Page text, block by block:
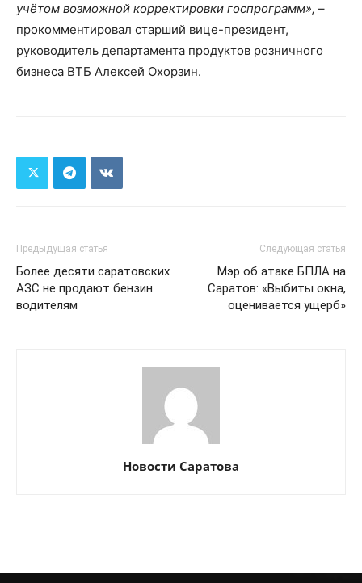
учётом возможной корректировки госпрограмм», –
прокомментировал старший вице-президент,
руководитель департамента продуктов розничного
бизнеса ВТБ Алексей Охорзин.
Предыдущая статья
Более десяти саратовских
АЗС не продают бензин
водителям
Следующая статья
Мэр об атаке БПЛА на
Саратов: «Выбиты окна,
оценивается ущерб»
Новости Саратова